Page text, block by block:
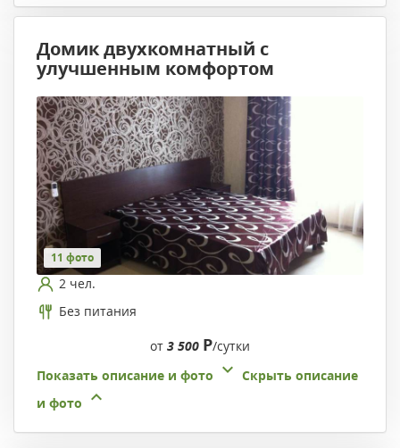
Домик двухкомнатный с
улучшенным комфортом
11 фото
2 чел.
Без питания
от 3 500 Р/сутки
Показать описание и фото
Скрыть описание
и фото